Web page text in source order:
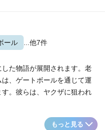
ール ...他7件
た物語が展開されます。老
、ゲートボールを通じて運
。彼らは、ヤクザに狙われ
もっと見る